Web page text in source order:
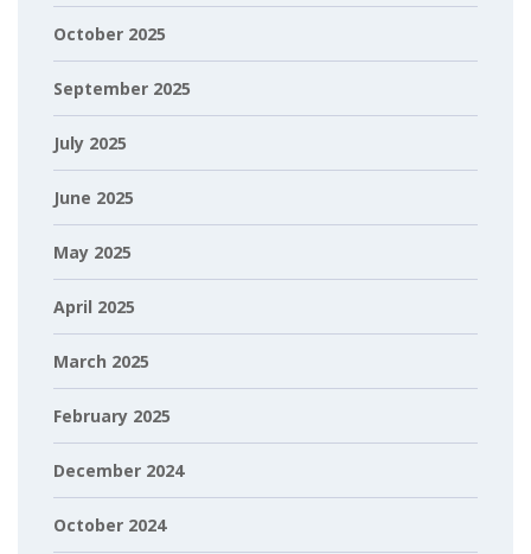
October 2025
September 2025
July 2025
June 2025
May 2025
April 2025
March 2025
February 2025
December 2024
October 2024